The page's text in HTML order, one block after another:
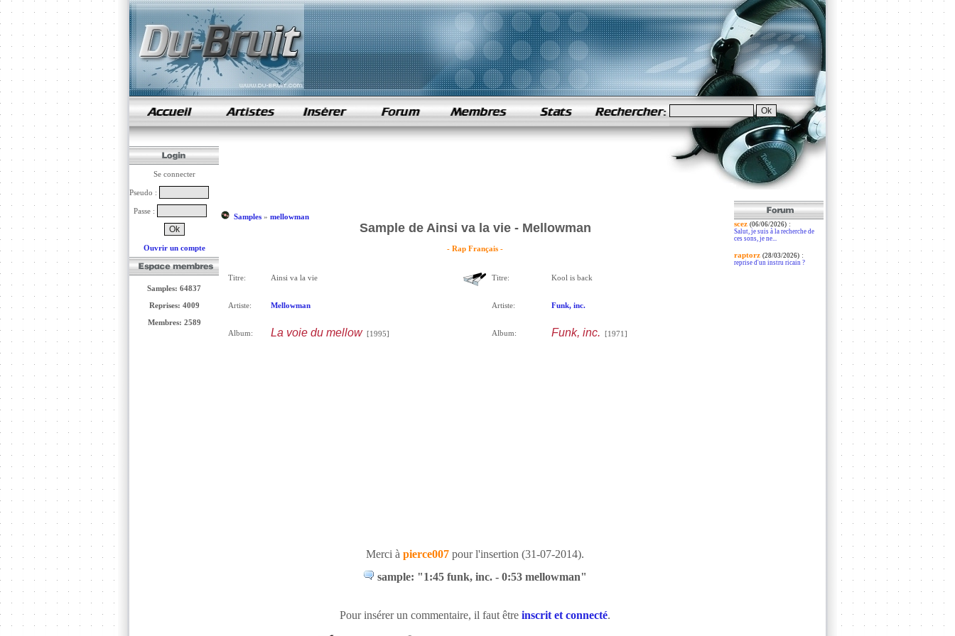
samples de rap
Se connecter
Pseudo :
Passe :
Ouvrir un compte
Samples: 64837
Reprises: 4009
Membres: 2589
Samples» mellowman
Sample de Ainsi va la vie - Mellowman
- Rap Français -
Titre: Ainsi va la vie
Artiste: Mellowman
Album: La voie du mellow[1995]
Titre: Kool is back
Artiste: Funk, inc.
Album: Funk, inc. [1971]
Merci à pierce007 pour l'insertion (31-07-2014).
sample: "1:45 funk, inc. - 0:53 mellowman"
Pour insérer un commentaire, il faut être inscrit et connecté.
scez (06/06/2026):
Salut, je suis à la recherche de
ces sons, je ne...
raptorz (28/03/2026):
reprise d'un instru ricain ?